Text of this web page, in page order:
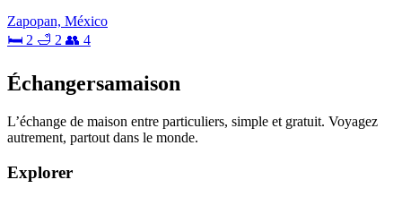
Zapopan, México
🛏 2 🛁 2 👥 4
Échangersamaison
L’échange de maison entre particuliers, simple et gratuit. Voyagez
autrement, partout dans le monde.
Explorer